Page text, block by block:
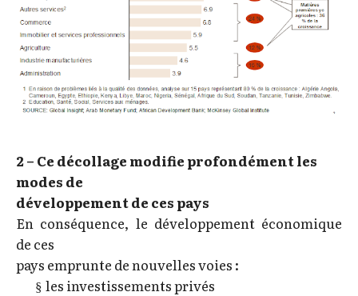
2 – Ce décollage modifie profondément les
modes de
développement de ces pays
En conséquence, le développement économique
de ces
pays emprunte de nouvelles voies :
§ les investissements privés